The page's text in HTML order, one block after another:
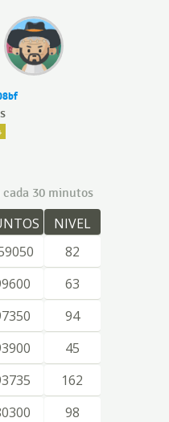
30 minutos
NIVEL
82
63
94
45
162
98